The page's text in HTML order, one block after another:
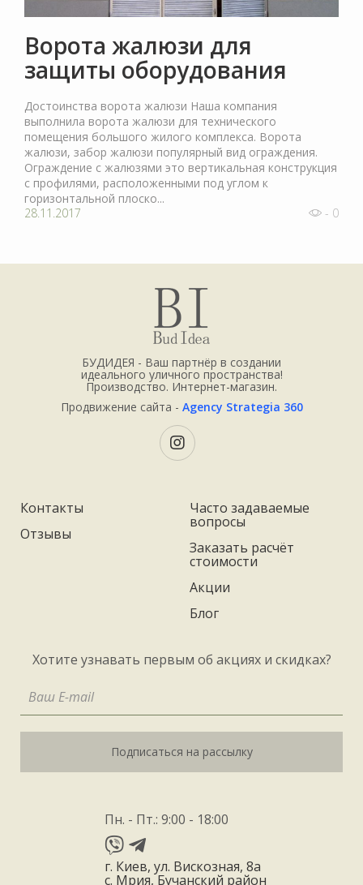
Ворота жалюзи для
защиты оборудования
Достоинства ворота жалюзи Наша компания
выполнила ворота жалюзи для технического
помещения большого жилого комплекса. Ворота
жалюзи, забор жалюзи популярный вид ограждения.
Ограждение с жалюзями это вертикальная конструкция
с профилями, расположенными под углом к
горизонтальной плоско...
28.11.2017
- 0
БУДИДЕЯ - Ваш партнёр в создании
идеального уличного пространства!
Производство. Интернет-магазин.
Продвижение сайта - Agency Strategia 360
Контакты
Отзывы
Часто задаваемые
вопросы
Заказать расчёт
стоимости
Акции
Блог
Хотите узнавать первым об акциях и скидках?
Подписаться на рассылку
Пн. - Пт.: 9:00 - 18:00
г. Киев, ул. Вискозная, 8а
с. Мрия, Бучанский район